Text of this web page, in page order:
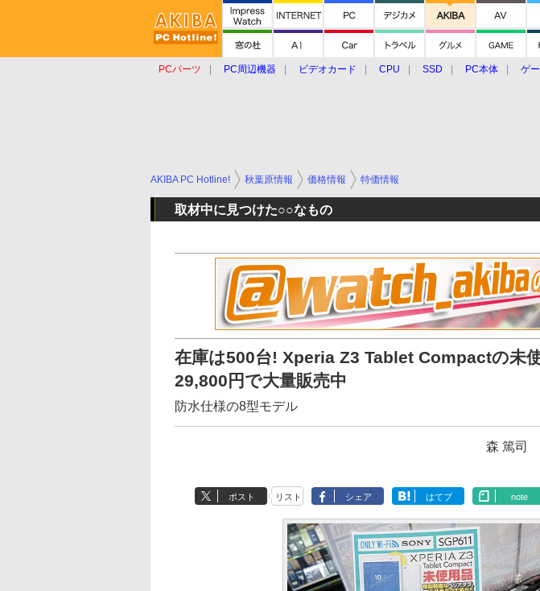
PCパーツ PC周辺機器 ビデオカード CPU SSD PC本体 ゲ
AKIBA PC Hotline! 秋葉原情報 価格情報 特価情報
取材中に見つけた○○なもの
在庫は500台! Xperia Z3 Tablet Compactの未
29,800円で大量販売中
防水仕様の8型モデル
森 篤司
ポスト リスト シェア はてブ note